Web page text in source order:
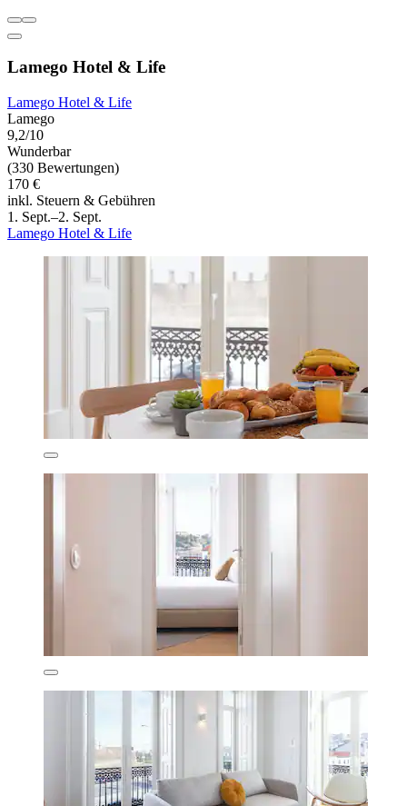
Lamego Hotel & Life
Lamego Hotel & Life
Lamego
9,2/10
Wunderbar
(330 Bewertungen)
170 €
inkl. Steuern & Gebühren
1. Sept.–2. Sept.
Lamego Hotel & Life